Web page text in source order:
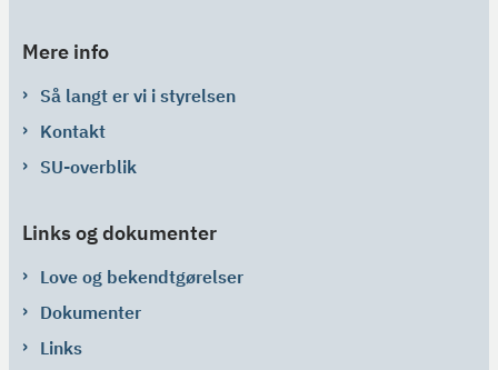
Mere info
Så langt er vi i styrelsen
Kontakt
SU-overblik
Links og dokumenter
Love og bekendtgørelser
Dokumenter
Links